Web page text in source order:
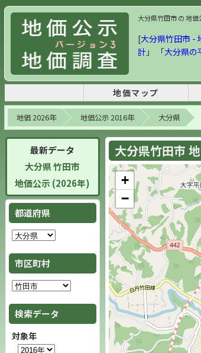
大分県竹田市 の 地
[大分県竹田市 -
計」 「大分県の
地価マップ
地価 2026年 地価公示 2016年 大分県
最新データ
大分県 竹田市
地価公示 (2026年)
都道府県
市区町村
検索データ
対象年
大分県竹田市
+
−